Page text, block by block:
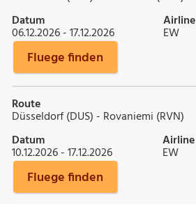
Datum
06.12.2026 - 17.12.2026
Airline
EW
Fluege finden
Route
Düsseldorf (DUS) - Rovaniemi (RVN)
Datum
10.12.2026 - 17.12.2026
Airline
EW
Fluege finden